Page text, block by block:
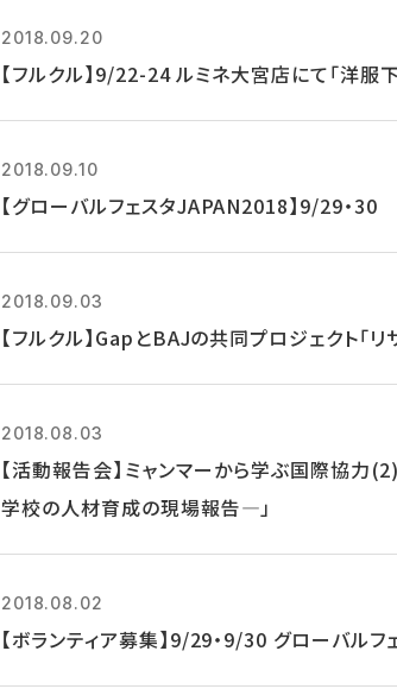
2018.09.20
【フルクル】9/22-24 ルミネ大宮店にて「洋服
2018.09.10
【グローバルフェスタJAPAN2018】9/29・30
2018.09.03
【フルクル】GapとBAJの共同プロジェクト「
2018.08.03
【活動報告会】ミャンマーから学ぶ国際協力
学校の人材育成の現場報告―」
2018.08.02
【ボランティア募集】9/29・9/30 グローバルフ